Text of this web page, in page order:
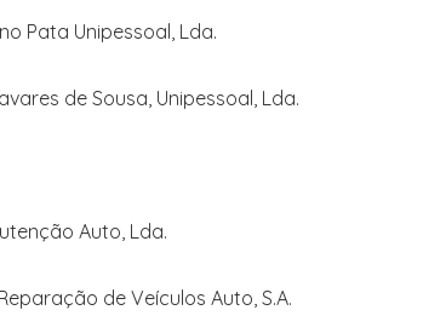
Pata Unipessoal, Lda.
de Sousa, Unipessoal, Lda.
Auto, Lda.
de Veículos Auto, S.A.